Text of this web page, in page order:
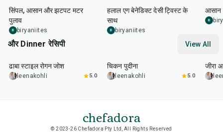
सिंपल, आसान और झटपट मटर
पुलाव
B biryaniites
हलाल एग बेनेडिक्ट देसी ट्विस्ट के
साथ
B biryaniites
आसान
B
और Dinner रेसिपी View All
1
ढाबा स्टाइल रोगन जोश
leenakohli 5.0
चिकन पुदीना
leenakohli 5.0
जीरा
chefadora
© 2023-26 Chefadora Pty Ltd, All Rights Reserved